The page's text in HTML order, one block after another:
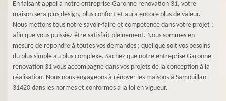
En faisant appel à notre entreprise Garonne renovation 31, votre
maison sera plus design, plus confort et aura encore plus de valeur.
Nous mettons tous notre savoir-faire et compétence dans votre projet ;
afin que vous puissiez être satisfait pleinement. Nous sommes en
mesure de répondre à toutes vos demandes ; quel que soit vos besoins
du plus simple au plus complexe. Sachez que notre entreprise Garonne
renovation 31 vous accompagne dans vos projets de la conception à la
réalisation. Nous nous engageons à rénover les maisons à Samouillan
31420 dans les normes et conformes à la loi en vigueur.